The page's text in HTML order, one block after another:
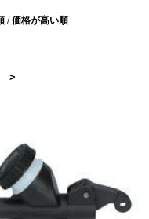
/価格が高い順
>